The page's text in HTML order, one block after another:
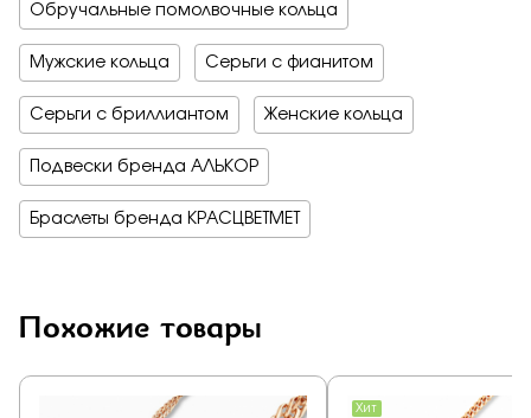
Обручальные помолвочные кольца
Мужские кольца Серьги с фианитом
Серьги с бриллиантом Женские кольца
Подвески бренда АЛЬКОР
Браслеты бренда КРАСЦВЕТМЕТ
Похожие товары